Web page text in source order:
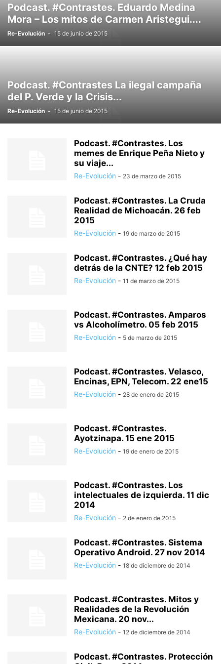
Podcast. #Contrastes. Eduardo Medina
Mora – Los mitos de Carmen Aristegui....
Re-Evolución - 15 de junio de 2015
Podcast. #Contrastes La ilegal campaña
del P. Verde y la Crisis...
Re-Evolución - 15 de junio de 2015
Podcast. #Contrastes. Los
memes de Enrique Peña Nieto y
su viaje...
Re-Evolución - 23 de marzo de 2015
Podcast. #Contrastes. La Cruda
Realidad de Michoacán. 26 feb
2015
Re-Evolución - 19 de marzo de 2015
Podcast. #Contrastes. ¿Qué hay
detrás de la CNTE? 12 feb 2015
Re-Evolución - 11 de marzo de 2015
Podcast. #Contrastes. Amparos
vs Alcoholímetro. 05 feb 2015
Re-Evolución - 5 de marzo de 2015
Podcast. #Contrastes. Velasco,
Encinas, EPN, Telecom. 22 ene15
Re-Evolución - 28 de enero de 2015
Podcast. #Contrastes.
Ayotzinapa. 15 ene 2015
Re-Evolución - 19 de enero de 2015
Podcast. #Contrastes. Los
intelectuales de izquierda. 11 dic
2014
Re-Evolución - 2 de enero de 2015
Podcast. #Contrastes. Sistema
Operativo Android. 27 nov 2014
Re-Evolución - 18 de diciembre de 2014
Podcast. #Contrastes. Mitos y
Realidades de la Revolución
Mexicana. 20 nov...
Re-Evolución - 12 de diciembre de 2014
Podcast. #Contrastes. Protección